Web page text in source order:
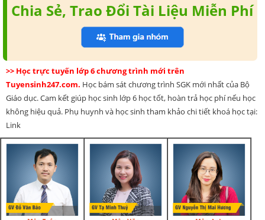
Chia Sẻ, Trao Đổi Tài Liệu Miễn Phí
>> Học trực tuyến lớp 6 chương trình mới trên
Tuyensinh247.com. Học bám sát chương trình SGK mới nhất của Bộ
Giáo dục. Cam kết giúp học sinh lớp 6 học tốt, hoàn trả học phí nếu học
không hiệu quả. Phụ huynh và học sinh tham khảo chi tiết khoá học tại:
Link